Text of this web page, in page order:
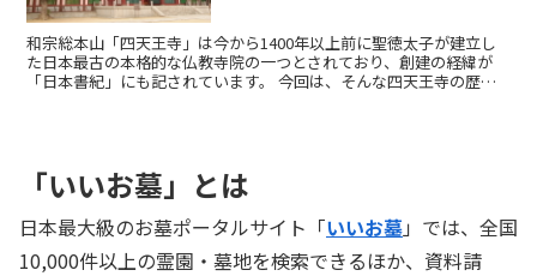
和宗総本山「四天王寺」は今から1400年以上前に聖徳太子が建立し
た日本最古の本格的な仏教寺院の一つとされており、創建の経緯が
「日本書紀」にも記されています。 今回は、そんな四天王寺の歴史
「いいお墓」とは
日本最大級のお墓ポータルサイト「いいお墓」では、全国
10,000件以上の霊園・墓地を検索できるほか、資料請